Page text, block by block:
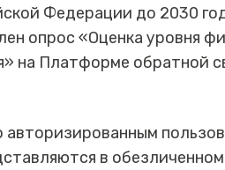
Федерации до 2030
опрос «Оценка уровня
на Платформе обратной
в